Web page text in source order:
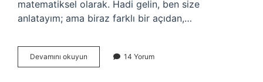
matematiksel olarak. Hadi gelin, ben size
anlatayım; ama biraz farklı bir açıdan,…
Devamını okuyun
sayının
14 Yorum